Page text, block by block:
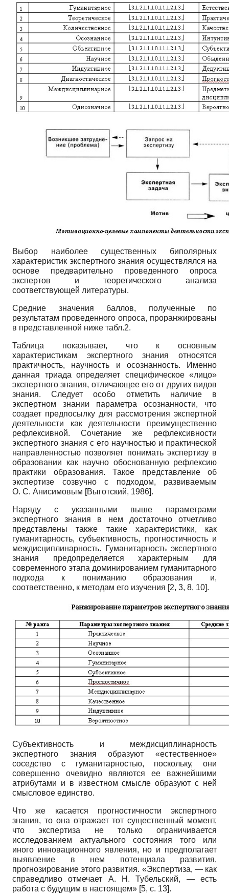
Выбор наиболее существенных биполярных
характеристик экспертного знания осуществлялся на
основе предварительно проведенного опроса
экспертов и теоретического анализа
соответствующей литературы.
Средние значения баллов, полученные по
результатам проведенного опроса, проранжированы
в представленной ниже табл.2.
Таблица показывает, что к основным
характеристикам экспертного знания относятся
практичность, научность и осознанность. Именно
данная триада определяет специфическое «лицо»
экспертного знания, отличающее его от других видов
знания. Следует особо отметить наличие в
экспертном знании параметра осознанности, что
создает предпосылку для рассмотрения экспертной
деятельности как деятельности преимущественно
рефлексивной. Сочетание же рефлексивности
экспертного знания с его научностью и практической
направленностью позволяет понимать экспертизу в
образовании как научно обоснованную рефлексию
практики образования. Такое представление об
экспертизе созвучно с подходом, развиваемым
О. С. Анисимовым [Выготский, 1986].
Наряду с указанными выше параметрами
экспертного знания в нем достаточно отчетливо
представлены также такие характеристики, как
гуманитарность, субъективность, прогностичность и
междисциплинарность. Гуманитарность экспертного
знания предопределяется характерным для
современного этапа доминированием гуманитарного
подхода к пониманию образования и,
соответственно, к методам его изучения [2, 3, 8, 10].
Субъективность и междисциплинарность
экспертного знания образуют «естественное»
соседство с гуманитарностью, поскольку, они
совершенно очевидно являются ее важнейшими
атрибутами и в известном смысле образуют с ней
смысловое единство.
Что же касается прогностичности экспертного
знания, то она отражает тот существенный момент,
что экспертиза не только ограничивается
исследованием актуального состояния того или
иного инновационного явления, но и предполагает
выявление в нем потенциала развития,
прогнозирование этого развития. «Экспертиза, — как
справедливо отмечает А. Н. Тубельский, — есть
работа с будущим в настоящем» [5, с. 13].